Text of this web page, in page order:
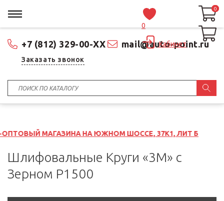
+7 (812) 329-00-XX mail@auto-point.ru
Заказать звонок
0
Кабинет
0
0
НА ЮЖНОМ ШОССЕ, 37К1, ЛИТ Б
Шлифовальные Круги «3M» с
Зерном P1500